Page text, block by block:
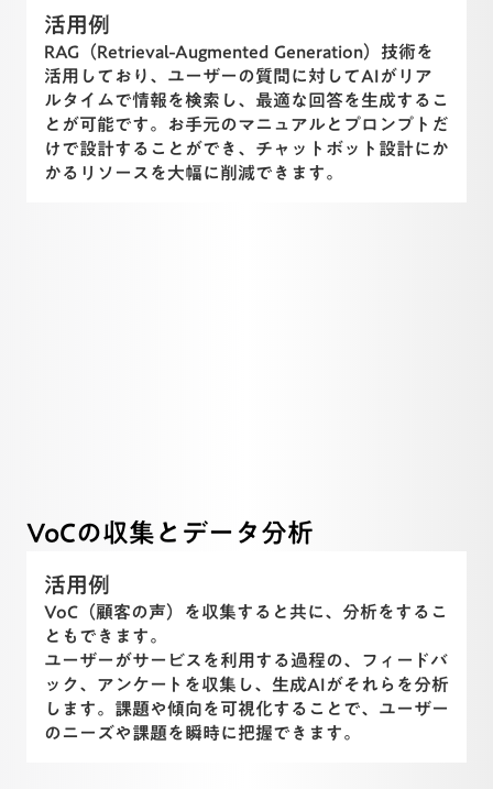
活用例
RAG（Retrieval-Augmented Generation）技術を
活用しており、ユーザーの質問に対してAIがリア
ルタイムで情報を検索し、最適な回答を生成するこ
とが可能です。お手元のマニュアルとプロンプトだ
けで設計することができ、チャットボット設計にか
かるリソースを大幅に削減できます。
VoCの収集とデータ分析
活用例
VoC（顧客の声）を収集すると共に、分析をするこ
ともできます。
ユーザーがサービスを利用する過程の、フィードバ
ック、アンケートを収集し、生成AIがそれらを分析
します。課題や傾向を可視化することで、ユーザー
のニーズや課題を瞬時に把握できます。